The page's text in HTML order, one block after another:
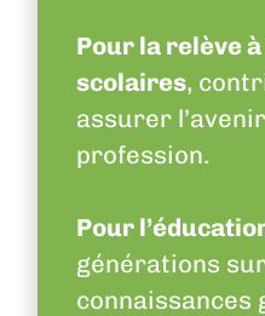
Pour la relève
scolaires,
assurer
profession.
Pour
générations
connaissances